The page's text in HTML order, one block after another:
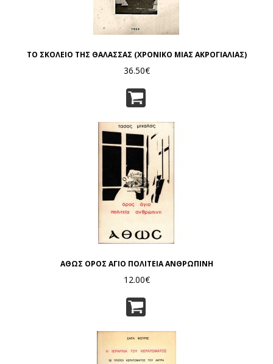
ΤΟ ΣΚΟΛΕΙΟ ΤΗΣ ΘΑΛΑΣΣΑΣ (ΧΡΟΝΙΚΟ ΜΙΑΣ ΑΚΡΟΓΙΑΛΙΑΣ)
36.50€
ΑΘΩΣ ΟΡΟΣ ΑΓΙΟ ΠΟΛΙΤΕΙΑ ΑΝΘΡΩΠΙΝΗ
12.00€